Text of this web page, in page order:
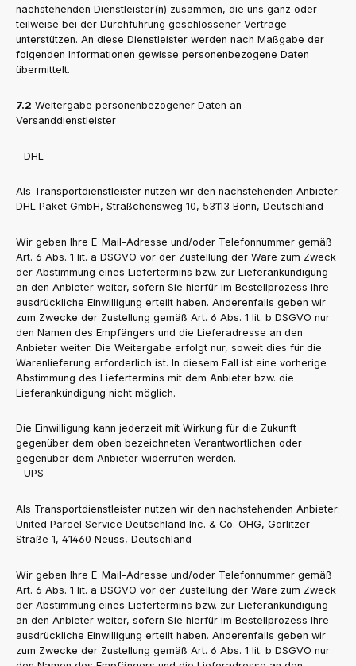
nachstehenden Dienstleister(n) zusammen, die uns ganz oder
teilweise bei der Durchführung geschlossener Verträge
unterstützen. An diese Dienstleister werden nach Maßgabe der
folgenden Informationen gewisse personenbezogene Daten
übermittelt.
7.2 Weitergabe personenbezogener Daten an
Versanddienstleister
- DHL
Als Transportdienstleister nutzen wir den nachstehenden Anbieter:
DHL Paket GmbH, Sträßchensweg 10, 53113 Bonn, Deutschland
Wir geben Ihre E-Mail-Adresse und/oder Telefonnummer gemäß
Art. 6 Abs. 1 lit. a DSGVO vor der Zustellung der Ware zum Zweck
der Abstimmung eines Liefertermins bzw. zur Lieferankündigung
an den Anbieter weiter, sofern Sie hierfür im Bestellprozess Ihre
ausdrückliche Einwilligung erteilt haben. Anderenfalls geben wir
zum Zwecke der Zustellung gemäß Art. 6 Abs. 1 lit. b DSGVO nur
den Namen des Empfängers und die Lieferadresse an den
Anbieter weiter. Die Weitergabe erfolgt nur, soweit dies für die
Warenlieferung erforderlich ist. In diesem Fall ist eine vorherige
Abstimmung des Liefertermins mit dem Anbieter bzw. die
Lieferankündigung nicht möglich.
Die Einwilligung kann jederzeit mit Wirkung für die Zukunft
gegenüber dem oben bezeichneten Verantwortlichen oder
gegenüber dem Anbieter widerrufen werden.
- UPS
Als Transportdienstleister nutzen wir den nachstehenden Anbieter:
United Parcel Service Deutschland Inc. & Co. OHG, Görlitzer
Straße 1, 41460 Neuss, Deutschland
Wir geben Ihre E-Mail-Adresse und/oder Telefonnummer gemäß
Art. 6 Abs. 1 lit. a DSGVO vor der Zustellung der Ware zum Zweck
der Abstimmung eines Liefertermins bzw. zur Lieferankündigung
an den Anbieter weiter, sofern Sie hierfür im Bestellprozess Ihre
ausdrückliche Einwilligung erteilt haben. Anderenfalls geben wir
zum Zwecke der Zustellung gemäß Art. 6 Abs. 1 lit. b DSGVO nur